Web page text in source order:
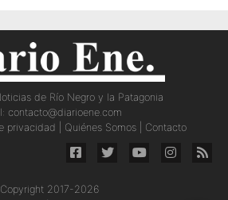
de Río Negro y la Patagonia
contacto@diarioene.com
privacidad Quiénes Somos Contacto
Copyright 2017-2026